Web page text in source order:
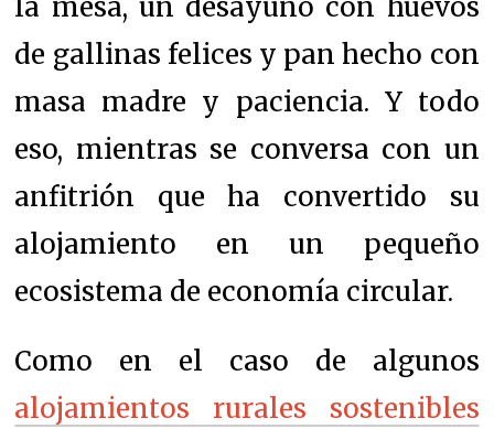
la mesa, un desayuno con huevos
de gallinas felices y pan hecho con
masa madre y paciencia. Y todo
eso, mientras se conversa con un
anfitrión que ha convertido su
alojamiento en un pequeño
ecosistema de economía circular.
Como en el caso de algunos
alojamientos rurales sostenibles